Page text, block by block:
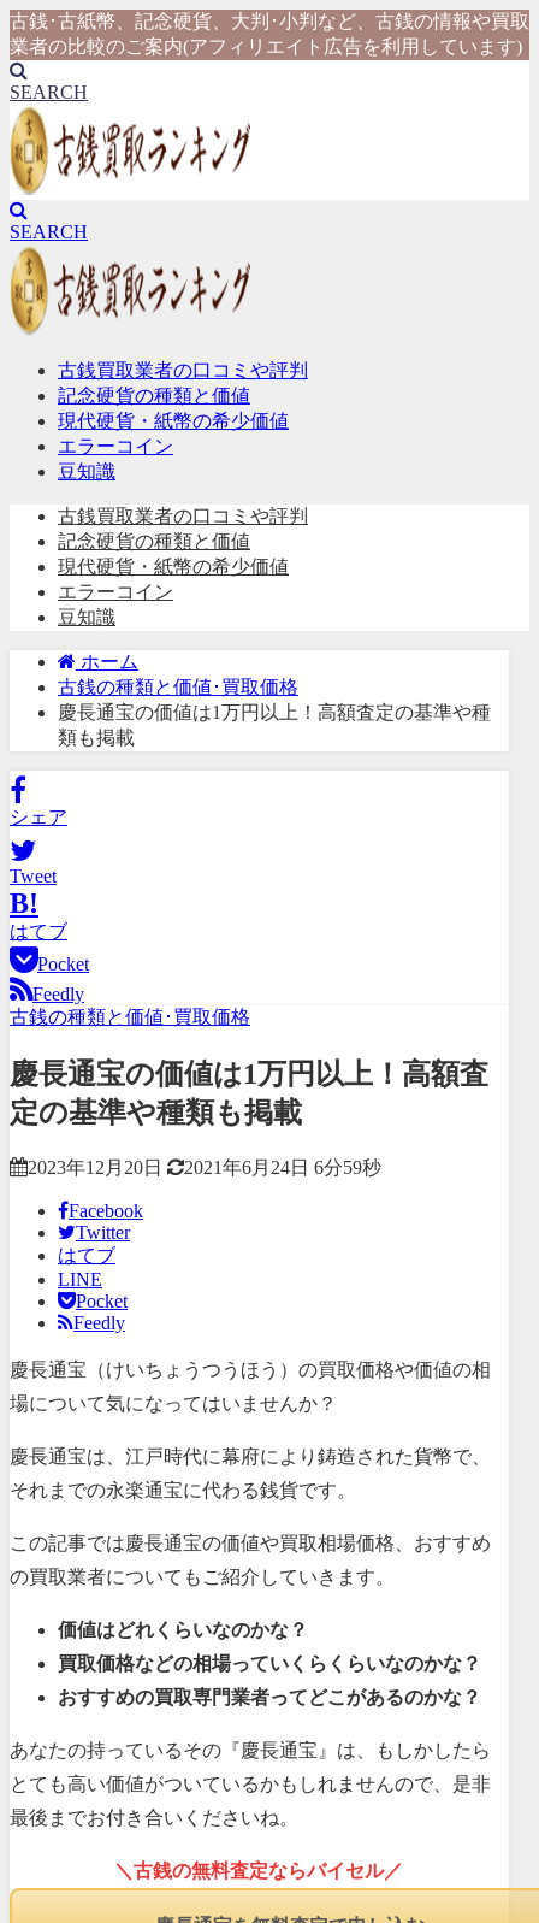
古銭･古紙幣、記念硬貨、大判･小判など、古銭の情報や買取
業者の比較のご案内(アフィリエイト広告を利用しています)
SEARCH
SEARCH
古銭買取業者の口コミや評判
記念硬貨の種類と価値
現代硬貨・紙幣の希少価値
エラーコイン
豆知識
古銭買取業者の口コミや評判
記念硬貨の種類と価値
現代硬貨・紙幣の希少価値
エラーコイン
豆知識
ホーム
古銭の種類と価値･買取価格
慶長通宝の価値は1万円以上！高額査定の基準や種
類も掲載
シェア
Tweet
B!
はてブ
Pocket
Feedly
古銭の種類と価値･買取価格
慶長通宝の価値は1万円以上！高額査
定の基準や種類も掲載
2023年12月20日 2021年6月24日 6分59秒
Facebook
Twitter
はてブ
LINE
Pocket
Feedly
慶長通宝（けいちょうつうほう）の買取価格や価値の相
場について気になってはいませんか？
慶長通宝は、江戸時代に幕府により鋳造された貨幣で、
それまでの永楽通宝に代わる銭貨です。
この記事では慶長通宝の価値や買取相場価格、おすすめ
の買取業者についてもご紹介していきます。
価値はどれくらいなのかな？
買取価格などの相場っていくらくらいなのかな？
おすすめの買取専門業者ってどこがあるのかな？
あなたの持っているその『慶長通宝』は、もしかしたら
とても高い価値がついているかもしれませんので、是非
最後までお付き合いくださいね。
＼古銭の無料査定ならバイセル／